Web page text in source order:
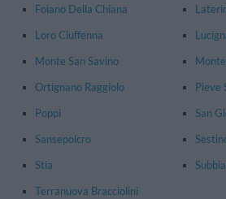
Foiano Della Chiana
Loro Ciuffenna
Monte San Savino
Ortignano Raggiolo
Pieve
Poppi
San
Sansepolcro
Stia
Terranuova Bracciolini